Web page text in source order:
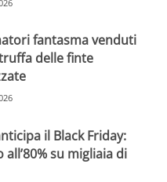
fantasma venduti
delle finte
il Black Friday:
su migliaia di